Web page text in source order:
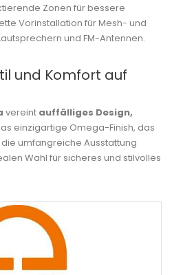
Zonen für bessere
Vorinstallation für Mesh- und
und FM-Antennen.
und Komfort auf
vereint auffälliges Design,
einzigartige Omega-Finish, das
umfangreiche Ausstattung
Wahl für sicheres und stilvolles